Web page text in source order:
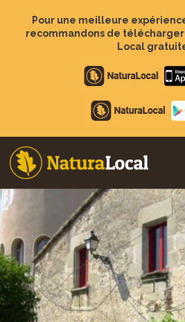
contenu
Pour une meilleure
recommandons de
Local
Apple
store
Play